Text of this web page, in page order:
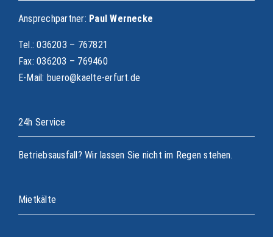
Ansprechpartner: Paul Wernecke
Tel.: 036203 – 767821
Fax: 036203 – 769460
E-Mail: buero@kaelte-erfurt.de
24h Service
Betriebsausfall? Wir lassen Sie nicht im Regen stehen.
Mietkälte